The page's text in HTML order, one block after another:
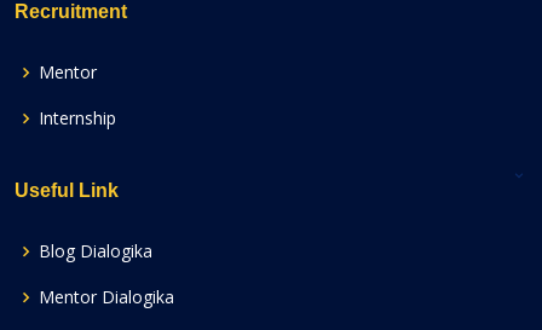
Recruitment
Mentor
Internship
Useful Link
Blog Dialogika
Mentor Dialogika